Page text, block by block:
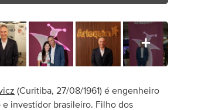
(Curitiba, 27/08/1961) é engenheiro
e investidor brasileiro. Filho dos